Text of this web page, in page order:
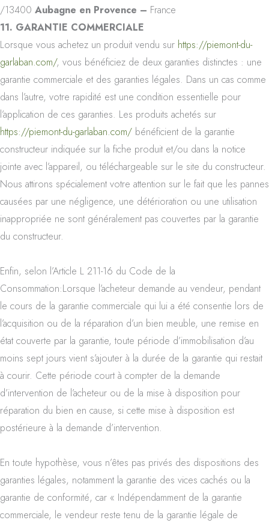
/13400 Aubagne en Provence – France
11. GARANTIE COMMERCIALE
Lorsque vous achetez un produit vendu sur https://piemont-du-
garlaban.com/, vous bénéficiez de deux garanties distinctes : une
garantie commerciale et des garanties légales. Dans un cas comme
dans l’autre, votre rapidité est une condition essentielle pour
l’application de ces garanties. Les produits achetés sur
https://piemont-du-garlaban.com/ bénéficient de la garantie
constructeur indiquée sur la fiche produit et/ou dans la notice
jointe avec l’appareil, ou téléchargeable sur le site du constructeur.
Nous attirons spécialement votre attention sur le fait que les pannes
causées par une négligence, une détérioration ou une utilisation
inappropriée ne sont généralement pas couvertes par la garantie
du constructeur.
Enfin, selon l’Article L 211-16 du Code de la
Consommation:Lorsque l’acheteur demande au vendeur, pendant
le cours de la garantie commerciale qui lui a été consentie lors de
l’acquisition ou de la réparation d’un bien meuble, une remise en
état couverte par la garantie, toute période d’immobilisation d’au
moins sept jours vient s’ajouter à la durée de la garantie qui restait
à courir. Cette période court à compter de la demande
d’intervention de l’acheteur ou de la mise à disposition pour
réparation du bien en cause, si cette mise à disposition est
postérieure à la demande d’intervention.
En toute hypothèse, vous n’êtes pas privés des dispositions des
garanties légales, notamment la garantie des vices cachés ou la
garantie de conformité, car « Indépendamment de la garantie
commerciale, le vendeur reste tenu de la garantie légale de